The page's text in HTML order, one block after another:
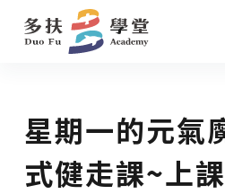
跳
至
內
容
星期一的元氣
式健走課~上